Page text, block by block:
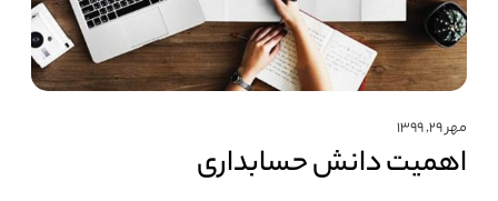
مهر ۲۹, ۱۳۹۹
اهمیت دانش حسابداری